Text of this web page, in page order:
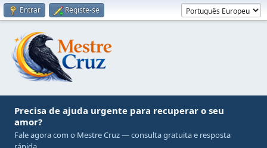
Entrar Registe-se
Precisa de ajuda urgente para recuperar o seu
amor?
Fale agora com o Mestre Cruz — consulta gratuita e resposta